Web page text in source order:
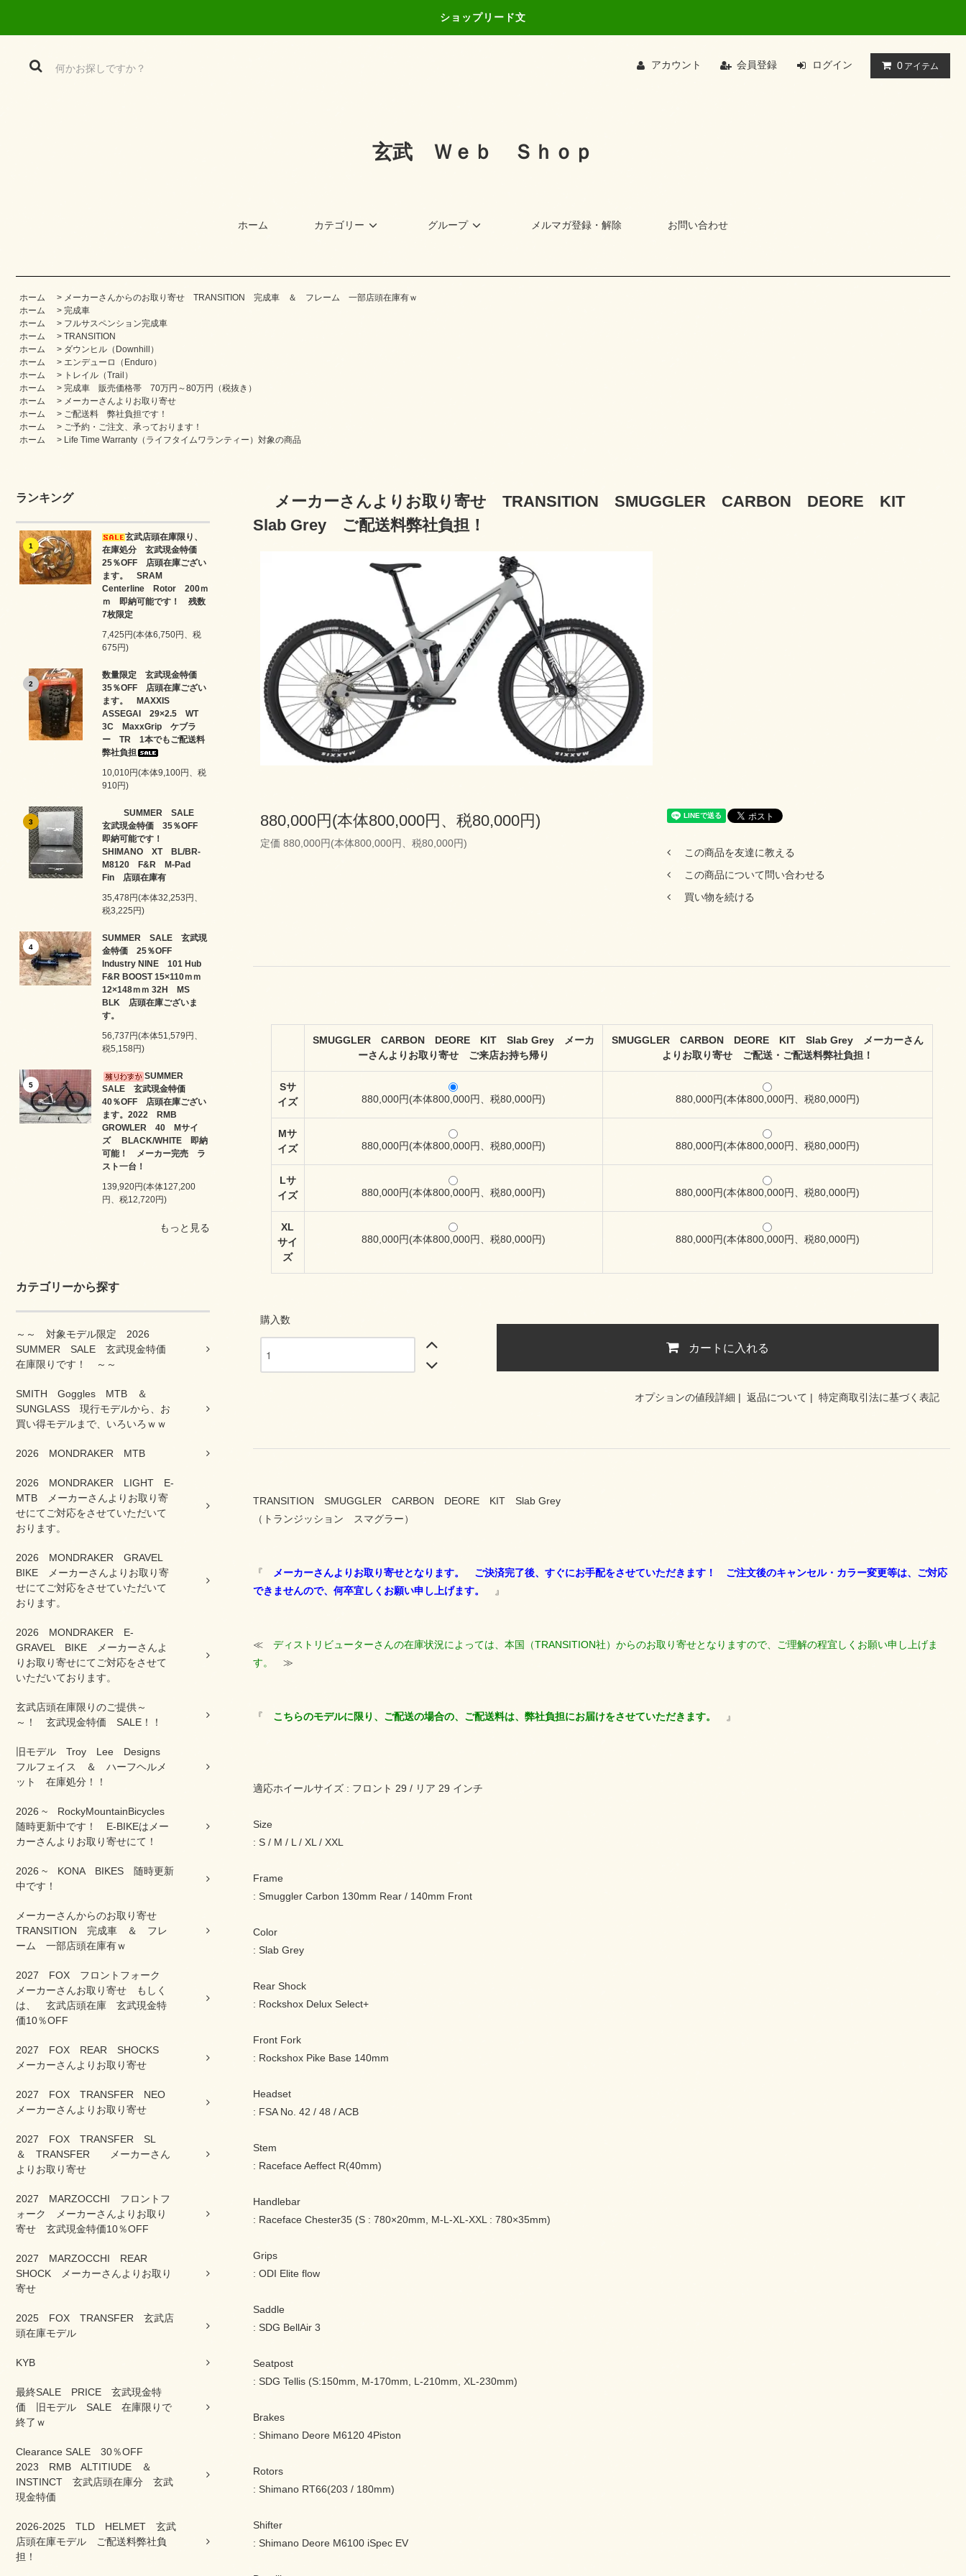
ショップリード文
アカウント 会員登録 ログイン 0 アイテム
玄武 Ｗｅｂ Ｓｈｏｐ
ホーム カテゴリー グループ メルマガ登録・解除 お問い合わせ
ホーム > メーカーさんからのお取り寄せ TRANSITION 完成車 ＆ フレーム 一部店頭在庫有ｗ
ホーム
> 完成車
ホーム
> フルサスペンション完成車
ホーム
> TRANSITION
ホーム
> ダウンヒル（Downhill）
ホーム
> エンデューロ（Enduro）
ホーム
> トレイル（Trail）
ホーム
> 完成車 販売価格帯 70万円～80万円（税抜き）
ホーム
> メーカーさんよりお取り寄せ
ホーム
> ご配送料 弊社負担です！
ホーム
> ご予約・ご注文、承っております！
ホーム
> Life Time Warranty（ライフタイムワランティー）対象の商品
ランキング
1
玄武店頭在庫限り、
在庫処分 玄武現金特価
25％OFF 店頭在庫ござい
ます。 SRAM
Centerline Rotor 200ｍ
ｍ 即納可能です！ 残数
7枚限定
7,425円(本体6,750円、税
675円)
2
数量限定 玄武現金特価
35％OFF 店頭在庫ござい
ます。 MAXXIS
ASSEGAI 29×2.5 WT
3C MaxxGrip ケブラ
ー TR 1本でもご配送料
弊社負担
10,010円(本体9,100円、税
910円)
3
SUMMER SALE
玄武現金特価 35％OFF
即納可能です！
SHIMANO XT BL/BR-
M8120 F&R M-Pad
Fin 店頭在庫有
35,478円(本体32,253円、
税3,225円)
4
SUMMER SALE 玄武現
金特価 25％OFF
Industry NINE 101 Hub
F&R BOOST 15×110ｍｍ
12×148ｍｍ 32H MS
BLK 店頭在庫ございま
す。
56,737円(本体51,579円、
税5,158円)
5
SUMMER
SALE 玄武現金特価
40％OFF 店頭在庫ござい
ます。2022 RMB
GROWLER 40 Mサイ
ズ BLACK/WHITE 即納
可能！ メーカー完売 ラ
スト一台！
139,920円(本体127,200
円、税12,720円)
もっと見る
カテゴリーから探す
～～ 対象モデル限定 2026
SUMMER SALE 玄武現金特価
在庫限りです！ ～～
SMITH Goggles MTB ＆
SUNGLASS 現行モデルから、お
買い得モデルまで、いろいろｗｗ
2026 MONDRAKER MTB
2026 MONDRAKER LIGHT E-
MTB メーカーさんよりお取り寄
せにてご対応をさせていただいて
おります。
2026 MONDRAKER GRAVEL
BIKE メーカーさんよりお取り寄
せにてご対応をさせていただいて
おります。
2026 MONDRAKER E-
GRAVEL BIKE メーカーさんよ
りお取り寄せにてご対応をさせて
いただいております。
玄武店頭在庫限りのご提供～
～！ 玄武現金特価 SALE！！
旧モデル Troy Lee Designs
フルフェイス ＆ ハーフヘルメ
ット 在庫処分！！
2026 ~ RockyMountainBicycles
随時更新中です！ E-BIKEはメー
カーさんよりお取り寄せにて！
2026 ~ KONA BIKES 随時更新
中です！
メーカーさんからのお取り寄せ
TRANSITION 完成車 ＆ フレ
ーム 一部店頭在庫有ｗ
2027 FOX フロントフォーク
メーカーさんお取り寄せ もしく
は、 玄武店頭在庫 玄武現金特
価10％OFF
2027 FOX REAR SHOCKS
メーカーさんよりお取り寄せ
2027 FOX TRANSFER NEO
メーカーさんよりお取り寄せ
2027 FOX TRANSFER SL
＆ TRANSFER メーカーさん
よりお取り寄せ
2027 MARZOCCHI フロントフ
ォーク メーカーさんよりお取り
寄せ 玄武現金特価10％OFF
2027 MARZOCCHI REAR
SHOCK メーカーさんよりお取り
寄せ
2025 FOX TRANSFER 玄武店
頭在庫モデル
KYB
最終SALE PRICE 玄武現金特
価 旧モデル SALE 在庫限りで
終了ｗ
Clearance SALE 30％OFF
2023 RMB ALTITIUDE ＆
INSTINCT 玄武店頭在庫分 玄武
現金特価
2026-2025 TLD HELMET 玄武
店頭在庫モデル ご配送料弊社負
担！
メーカーさんよりお取り寄せ TRANSITION SMUGGLER CARBON DEORE KIT
Slab Grey ご配送料弊社負担！
880,000円(本体800,000円、税80,000円)
定価 880,000円(本体800,000円、税80,000円)
この商品を友達に教える
この商品について問い合わせる
買い物を続ける
SMUGGLER CARBON DEORE KIT Slab Grey メーカ
ーさんよりお取り寄せ ご来店お持ち帰り
SMUGGLER CARBON DEORE KIT Slab Grey メーカーさん
よりお取り寄せ ご配送・ご配送料弊社負担！
Sサ
イズ
880,000円(本体800,000円、税80,000円) 880,000円(本体800,000円、税80,000円)
Mサ
イズ
880,000円(本体800,000円、税80,000円) 880,000円(本体800,000円、税80,000円)
Lサ
イズ
880,000円(本体800,000円、税80,000円) 880,000円(本体800,000円、税80,000円)
XL
サイ
ズ
880,000円(本体800,000円、税80,000円) 880,000円(本体800,000円、税80,000円)
購入数
カートに入れる
オプションの値段詳細 | 返品について | 特定商取引法に基づく表記
TRANSITION SMUGGLER CARBON DEORE KIT Slab Grey
（トランジッション スマグラー）
『
メーカーさんよりお取り寄せとなります。 ご決済完了後、すぐにお手配をさせていただきます！ ご注文後のキャンセル・カラー変更等は、ご対応
できませんので、何卒宜しくお願い申し上げます。
』
≪ ディストリビューターさんの在庫状況によっては、本国（TRANSITION社）からのお取り寄せとなりますので、ご理解の程宜しくお願い申し上げま
す。 ≫
『 こちらのモデルに限り、ご配送の場合の、ご配送料は、弊社負担にお届けをさせていただきます。 』
適応ホイールサイズ : フロント 29 / リア 29 インチ
Size
: S / M / L / XL / XXL
Frame
: Smuggler Carbon 130mm Rear / 140mm Front
Color
: Slab Grey
Rear Shock
: Rockshox Delux Select+
Front Fork
: Rockshox Pike Base 140mm
Headset
: FSA No. 42 / 48 / ACB
Stem
: Raceface Aeffect R(40mm)
Handlebar
: Raceface Chester35 (S : 780×20mm, M-L-XL-XXL : 780×35mm)
Grips
: ODI Elite flow
Saddle
: SDG BellAir 3
Seatpost
: SDG Tellis (S:150mm, M-170mm, L-210mm, XL-230mm)
Brakes
: Shimano Deore M6120 4Piston
Rotors
: Shimano RT66(203 / 180mm)
Shifter
: Shimano Deore M6100 iSpec EV